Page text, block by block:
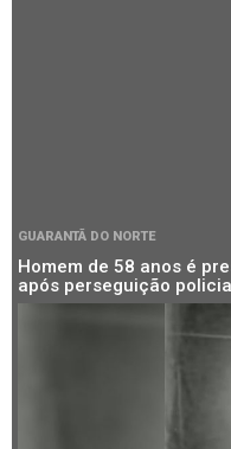
GUARANTÃ DO NORTE
Homem de 58 anos é
após perseguição